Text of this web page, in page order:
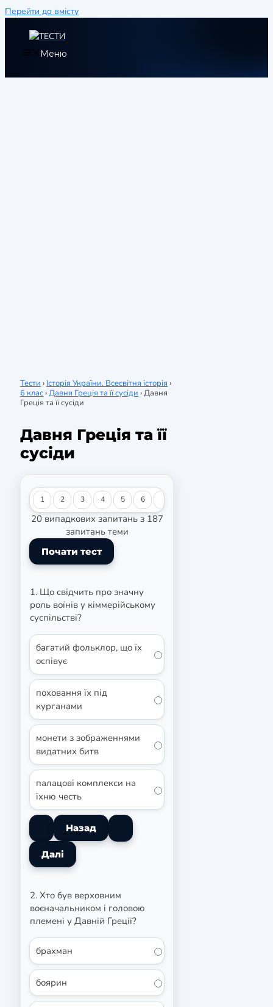
Перейти до вмісту
Меню
Тести › Історія України. Всесвітня історія ›
6 клас›Давня Греція та її сусіди ›Давня
Греція та її сусіди
Давня Греція та її
сусіди
1 2 3 4 5 6
20 випадкових запитань з 187
запитань теми
1. Що свідчить про значну
роль воїнів у кіммерійському
суспільстві?
багатий фольклор, що їх
оспівує
поховання їх під
курганами
монети з зображеннями
видатних битв
палацові комплекси на
їхню честь
2. Хто був верховним
воєначальником і головою
племені у Давній Греції?
брахман
боярин